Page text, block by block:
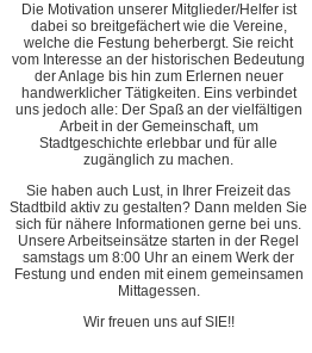
Die Motivation unserer Mitglieder/Helfer ist
dabei so breitgefächert wie die Vereine,
welche die Festung beherbergt. Sie reicht
vom Interesse an der historischen Bedeutung
der Anlage bis hin zum Erlernen neuer
handwerklicher Tätigkeiten. Eins verbindet
uns jedoch alle: Der Spaß an der vielfältigen
Arbeit in der Gemeinschaft, um
Stadtgeschichte erlebbar und für alle
zugänglich zu machen.
Sie haben auch Lust, in Ihrer Freizeit das
Stadtbild aktiv zu gestalten? Dann melden Sie
sich für nähere Informationen gerne bei uns.
Unsere Arbeitseinsätze starten in der Regel
samstags um 8:00 Uhr an einem Werk der
Festung und enden mit einem gemeinsamen
Mittagessen.
Wir freuen uns auf SIE!!